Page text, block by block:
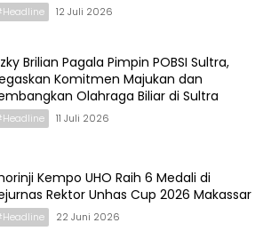
12 Juli 2026
Brilian Pagala Pimpin POBSI Sultra,
Komitmen Majukan dan
Olahraga Biliar di Sultra
11 Juli 2026
Kempo UHO Raih 6 Medali di
Rektor Unhas Cup 2026 Makassar
22 Juni 2026